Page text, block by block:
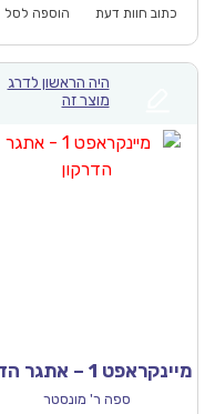
כתוב חוות דעת הוספה לסל₪44.90.
היה הראשון לדרג
מוצר זה
מיינקראפט 1 – אתגר הדרקון
ספה ר' מונסטר